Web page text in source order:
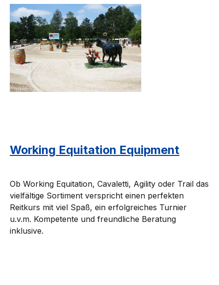
Working Equitation Equipment
Ob Working Equitation, Cavaletti, Agility oder Trail das
vielfältige Sortiment verspricht einen perfekten
Reitkurs mit viel Spaß, ein erfolgreiches Turnier
u.v.m. Kompetente und freundliche Beratung
inklusive.